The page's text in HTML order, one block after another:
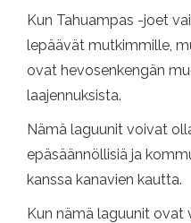
Kun Tahuampas -joet
lepäävät mutkimmille,
ovat hevosenkengän
laajennuksista.
Nämä laguunit voivat
epäsäännöllisiä ja
kanssa kanavien kautta.
Kun nämä laguunit ovat